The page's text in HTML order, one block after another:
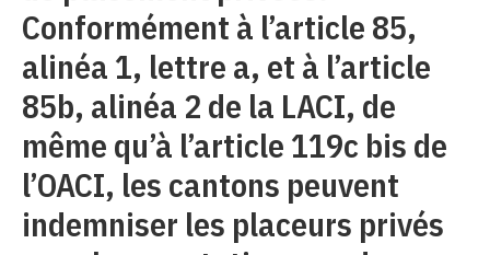
Conformément à l’article 85,
alinéa 1, lettre a, et à l’article
85b, alinéa 2 de la LACI, de
même qu’à l’article 119c bis de
l’OACI, les cantons peuvent
indemniser les placeurs privés